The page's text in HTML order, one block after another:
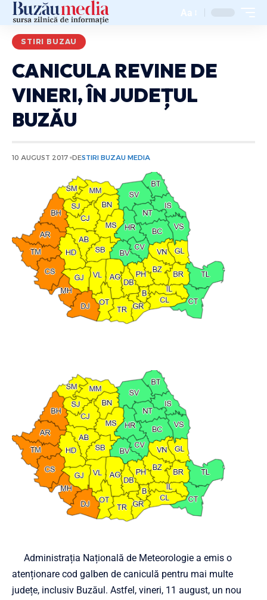
Aa
STIRI BUZAU
CANICULA REVINE DE
VINERI, ÎN JUDEȚUL
BUZĂU
10 AUGUST 2017 DESTIRI BUZAU MEDIA
Administrația Națională de Meteorologie a emis o
atenționare cod galben de caniculă pentru mai multe
județe, inclusiv Buzăul. Astfel, vineri, 11 august, un nou